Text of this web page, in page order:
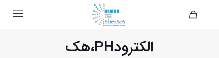
الکترودPH،هک